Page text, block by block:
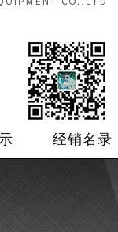
经销名录